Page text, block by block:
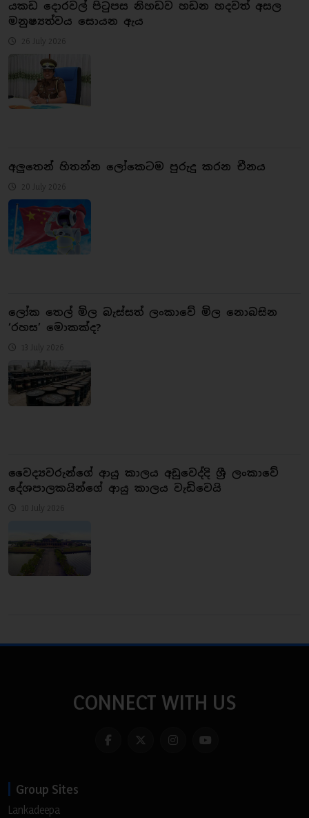
යකඩ දොරවල් පිටුපස නිහඩව හඩන හදවත් අසල
මනුෂ්‍යත්වය සොයන ඇය
26 July 2026
අලුතෙන් හිතන්න ලෝකෙටම පුරුදු කරන චීනය
20 July 2026
ලෝක තෙල් මිල බැස්සත් ලංකාවේ මිල නොබසින
‘රහස’ මොකක්ද?
13 July 2026
වෛද්‍යවරුන්ගේ ආයු කාලය අඩුවෙද්දි ශ්‍රී ලංකාවේ
දේශපාලකයින්ගේ ආයු කාලය වැඩිවෙයි
10 July 2026
CONNECT WITH US
Group Sites
Lankadeepa